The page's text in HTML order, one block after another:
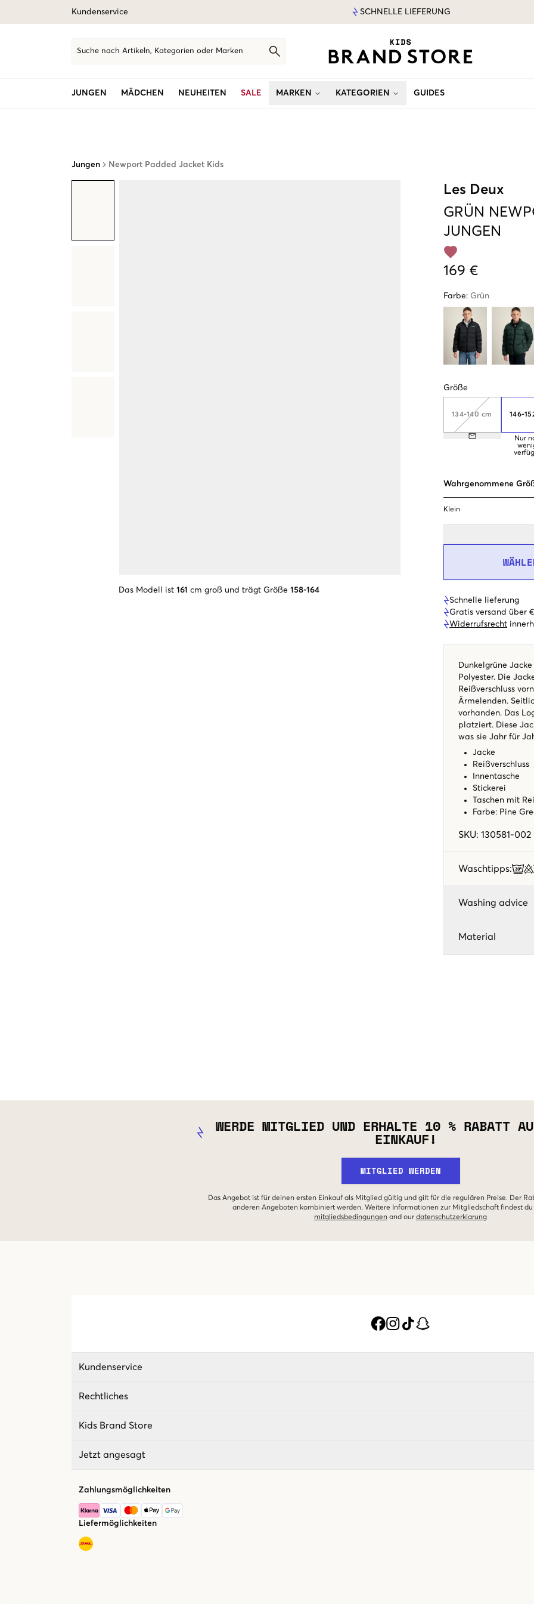
Kundenservice SCHNELLE LIEFERUNG
Suche nach Artikeln, Kategorien oder Marken
JUNGEN MÄDCHEN NEUHEITEN SALE MARKEN KATEGORIEN GUIDES
Jungen Newport Padded Jacket Kids
Das Modell ist 161 cm groß und trägt Größe 158-164
Les Deux
GRÜN
JUNGEN
169 €
Farbe: Grün
Größe
134-140 cm 146-
Nur
Wahrgenommene
Klein
Schnelle lieferung
Gratis versand über
Widerrufsrecht
Dunkelgrüne
Polyester. Die
Reißverschluss
Ärmelenden.
vorhanden. Das
platziert. Diese
was sie Jahr für
Jacke
Reißverschluss
Innentasche
Stickerei
Taschen mit
Farbe: Pine
SKU: 130581-002
Waschtipps:
Washing advice
Material
WERDE MITGLIED UND ERHALTE 10 % RABATT
EINKAUF!
MITGLIED WERDEN
Das Angebot ist für deinen ersten Einkauf als Mitglied gültig und gilt für die regulären Preise. Der
anderen Angeboten kombiniert werden. Weitere Informationen zur Mitgliedschaft findest du
mitgliedsbedingungen and our datenschutzerklarung
Kundenservice
Rechtliches
Kids Brand Store
Jetzt angesagt
Zahlungsmöglichkeiten
Liefermöglichkeiten